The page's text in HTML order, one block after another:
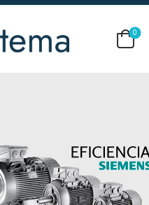
0